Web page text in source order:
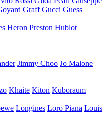
Graff Gucci Guess
Heron Preston Hublot
Jimmy Choo Jo Malone
Khaite Kiton Kuboraum
Longines Loro Piana Louis